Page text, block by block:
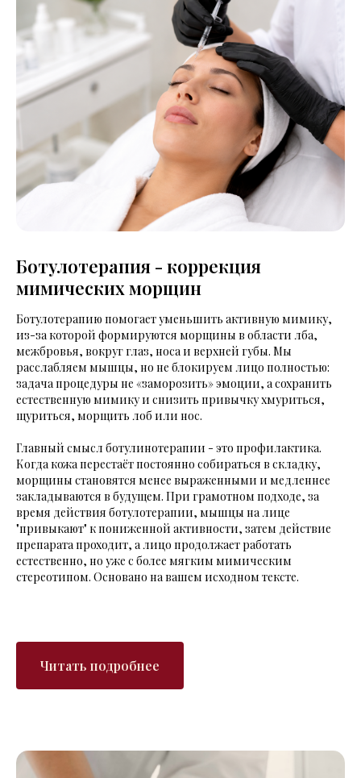
Ботулотерапия - коррекция
мимических морщин
Ботулотерапию помогает уменьшить активную мимику,
из-за которой формируются морщины в области лба,
межбровья, вокруг глаз, носа и верхней губы. Мы
расслабляем мышцы, но не блокируем лицо полностью:
задача процедуры не «заморозить» эмоции, а сохранить
естественную мимику и снизить привычку хмуриться,
щуриться, морщить лоб или нос.
Главный смысл ботулинотерапии - это профилактика.
Когда кожа перестаёт постоянно собираться в складку,
морщины становятся менее выраженными и медленнее
закладываются в будущем. При грамотном подходе, за
время действия ботулотерапии, мышцы на лице
"привыкают" к пониженной активности, затем действие
препарата проходит, а лицо продолжает работать
естественно, но уже с более мягким мимическим
стереотипом. Основано на вашем исходном тексте.
Читать подробнее